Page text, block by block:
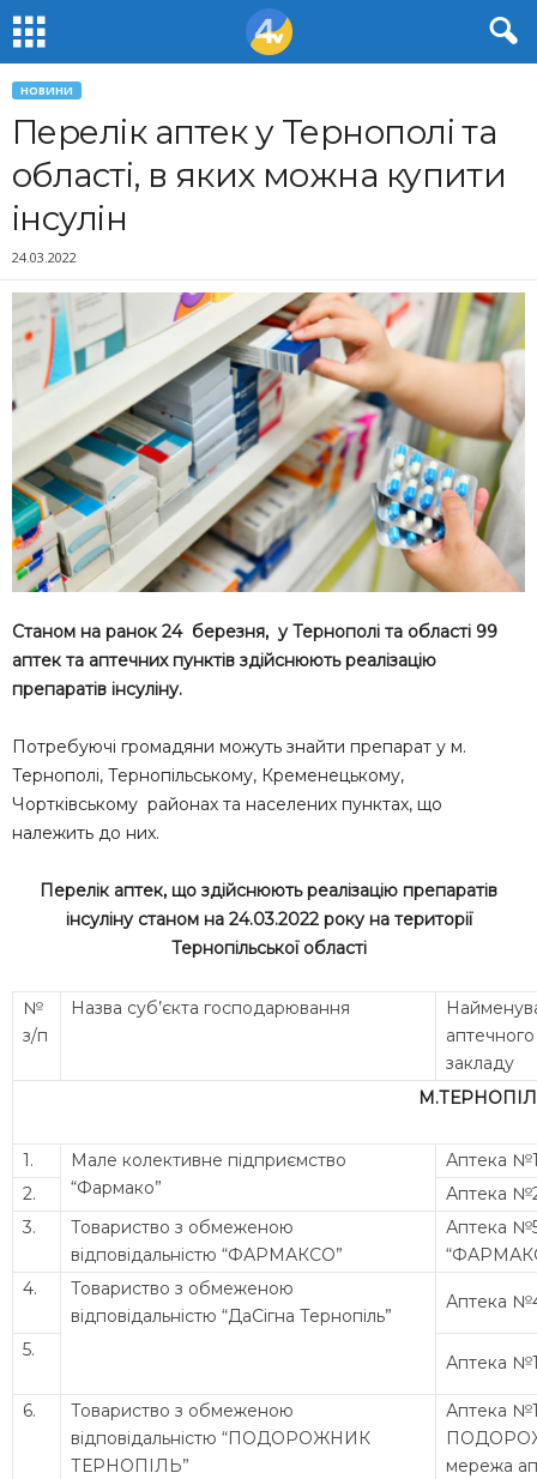
НОВИНИ
Перелік аптек у Тернополі та
області, в яких можна купити
інсулін
24.03.2022
Станом на ранок 24 березня, у Тернополі та області 99
аптек та аптечних пунктів здійснюють реалізацію
препаратів інсуліну.
Потребуючі громадяни можуть знайти препарат у м.
Тернополі, Тернопільському, Кременецькому,
Чортківському районах та населених пунктах, що
належить до них.
Перелік аптек, що здійснюють реалізацію препаратів
інсуліну станом на 24.03.2022 року на території
Тернопільської області
№
з/п
Назва суб’єкта господарювання
аптечного
закладу
1.
Мале колективне підприємство
“Фармако”
Аптека
2.
Аптека
3.
Товариство з обмеженою
відповідальністю “ФАРМАКСО”
Аптека
4.
Товариство з обмеженою
відповідальністю “ДаСігна Тернопіль”
Аптека
5.
Аптека
6.
Товариство з обмеженою
відповідальністю “ПОДОРОЖНИК
ТЕРНОПІЛЬ”
Аптека
мережа